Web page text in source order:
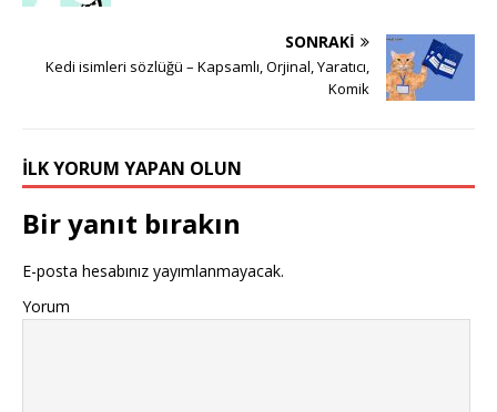
SONRAKI
Kedi isimleri sözlüğü – Kapsamlı, Orjinal, Yaratıcı,
Komik
İLK YORUM YAPAN OLUN
Bir yanıt bırakın
E-posta hesabınız yayımlanmayacak.
Yorum